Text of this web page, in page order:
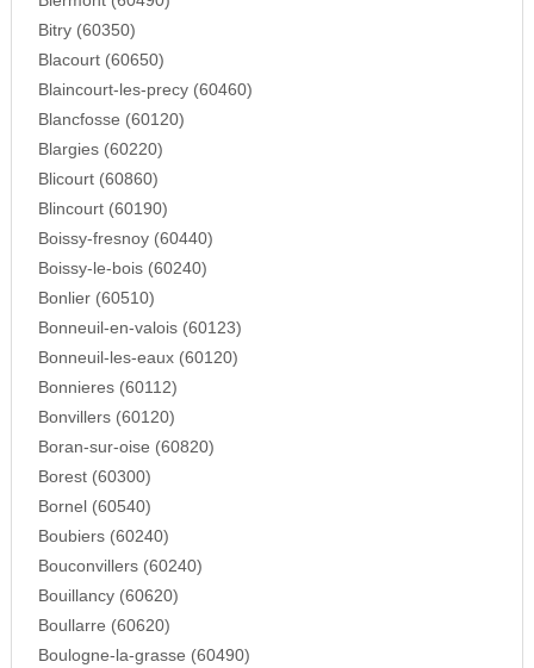
Bitry (60350)
Blacourt (60650)
Blaincourt-les-precy (60460)
Blancfosse (60120)
Blargies (60220)
Blicourt (60860)
Blincourt (60190)
Boissy-fresnoy (60440)
Boissy-le-bois (60240)
Bonlier (60510)
Bonneuil-en-valois (60123)
Bonneuil-les-eaux (60120)
Bonnieres (60112)
Bonvillers (60120)
Boran-sur-oise (60820)
Borest (60300)
Bornel (60540)
Boubiers (60240)
Bouconvillers (60240)
Bouillancy (60620)
Boullarre (60620)
Boulogne-la-grasse (60490)